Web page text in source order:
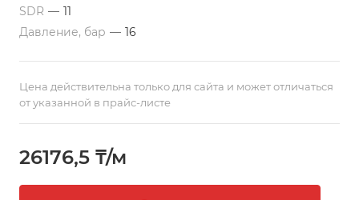
Актау. Трубы изготавливаются в отрезках по 12 м. По
требованию заказчика, возможно производство труб
полиэтиленовое сырье.
SDR — 11
Давление, бар — 16
Цена действительна только для сайта и может отличаться
от указанной в прайс-листе
26176,5 ₸/м